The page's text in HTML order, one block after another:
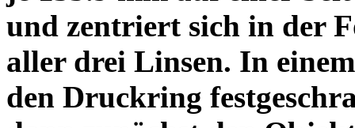
und zentriert sich in der
aller drei Linsen. In
den Druckring